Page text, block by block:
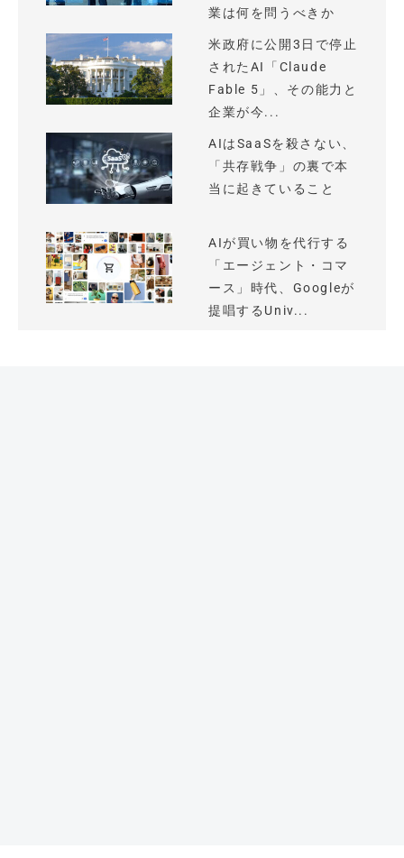
業は何を問うべきか
米政府に公開3日で停止
されたAI「Claude
Fable 5」、その能力と
企業が今...
AIはSaaSを殺さない、
「共存戦争」の裏で本
当に起きていること
AIが買い物を代行する
「エージェント・コマ
ース」時代、Googleが
提唱するUniv...